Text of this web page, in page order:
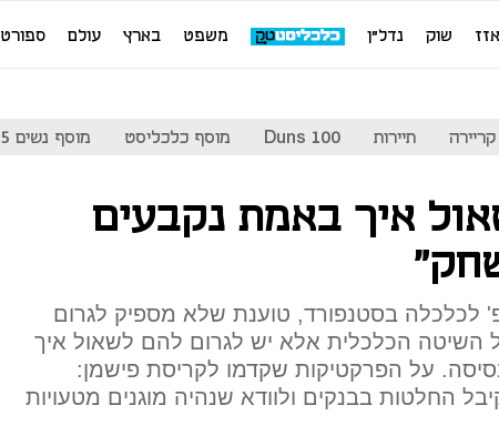
שוק נדל"ן משפט בארץ עולם ספורט
קריירה תיירות Duns 100 מוסף כלכליסט מוסף נשים 2025
איך באמת נקבעים
לכלכלה בסטנפורד, טוענת שלא מספיק לגרום
השיטה הכלכלית אלא יש לגרום להם לשאול איך
על הפרקטיקות שקדמו לקריסת פישמן:
החלטות בבנקים ולוודא שנהיה מוגנים מטעויות